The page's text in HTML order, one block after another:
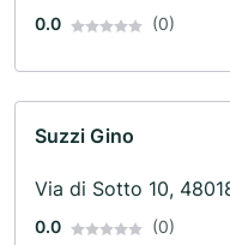
0.0 (0)
Suzzi Gino
Via di Sotto 10,
0.0 (0)